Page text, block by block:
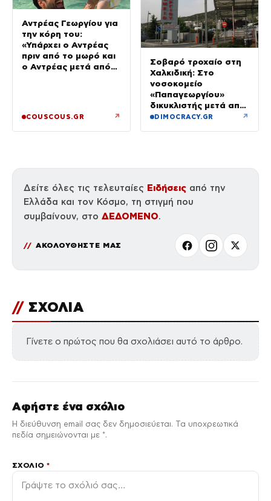
Αντρέας Γεωργίου για
την κόρη του:
«Υπάρχει ο Αντρέας
πριν από το μωρό και
ο Αντρέας μετά από
COUSCOUS.GR ↗
Σοβαρό τροχαίο στη
Χαλκιδική: Στο
νοσοκομείο
«Παπαγεωργίου»
δικυκλιστής μετά από
σύγκρουση
DIMOCRACY.GR ↗
Δείτε όλες τις τελευταίες Ειδήσεις από την
Ελλάδα και τον Κόσμο, τη στιγμή που
συμβαίνουν, στο ΔΕΔΟΜΕΝΟ.
ΑΚΟΛΟΥΘΗΣΤΕ ΜΑΣ
// ΣΧΟΛΙΑ
Γίνετε ο πρώτος που θα σχολιάσει αυτό το άρθρο.
Αφήστε ένα σχόλιο
Η διεύθυνση email σας δεν δημοσιεύεται. Τα υποχρεωτικά
πεδία σημειώνονται με *.
ΣΧΌΛΙΟ*